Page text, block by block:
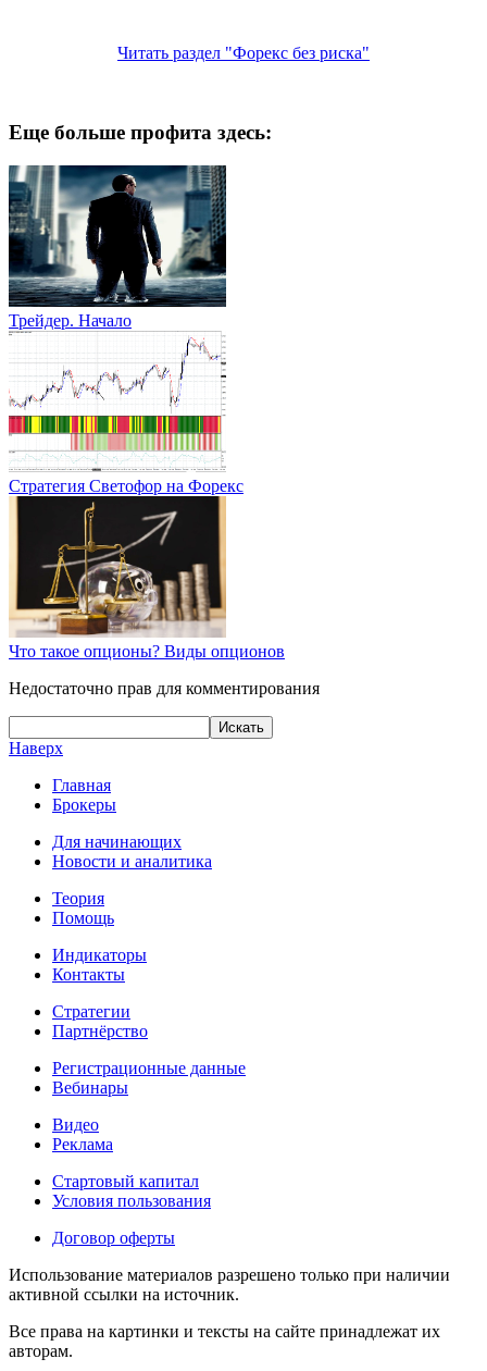
Читать раздел "Форекс без риска"
Еще больше профита здесь:
Трейдер. Начало
Стратегия Светофор на Форекс
Что такое опционы? Виды опционов
Недостаточно прав для комментирования
Наверх
Главная
Брокеры
Для начинающих
Новости и аналитика
Теория
Помощь
Индикаторы
Контакты
Стратегии
Партнёрство
Регистрационные данные
Вебинары
Видео
Реклама
Стартовый капитал
Условия пользования
Договор оферты
Использование материалов разрешено только при наличии
активной ссылки на источник.
Все права на картинки и тексты на сайте принадлежат их
авторам.